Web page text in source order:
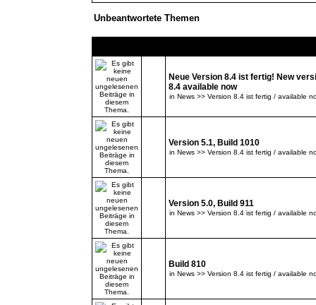
Unbeantwortete Themen
Neue Version 8.4 ist fertig! New
8.4 available now
in News >> Version 8.4 ist fertig / available
Version 5.1, Build 1010
in News >> Version 8.4 ist fertig / available
Version 5.0, Build 911
in News >> Version 8.4 ist fertig / available
Build 810
in News >> Version 8.4 ist fertig / available